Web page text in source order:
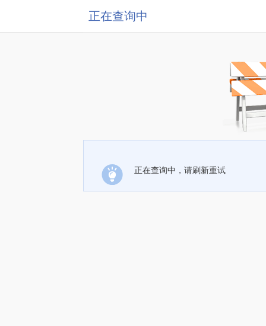
正在查询中
正在查询中，请刷新重试